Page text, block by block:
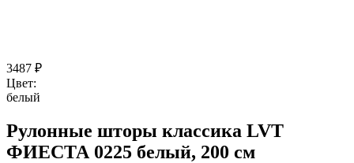
3487 ₽
Цвет:
белый
Рулонные шторы классика LVT
ФИЕСТА 0225 белый, 200 см